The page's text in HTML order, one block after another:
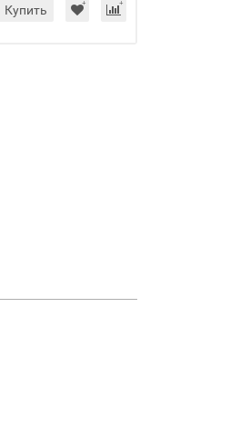
Купить